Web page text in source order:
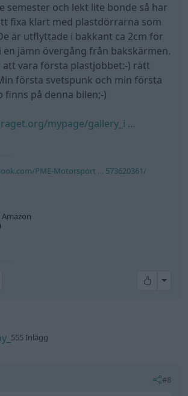
semester och lekt lite bonde så har
fixa klart med plastdörrarna som
är utflyttade i bakkant ca 2cm för
en jämn övergång från bakskärmen.
att vara första plastjobbet:-) rätt
första svetspunk och min första
finns på denna bilen;-)
mypage/gallery_i …
PME-Motorsport … 573620361/
All
555 Inlägg
#8